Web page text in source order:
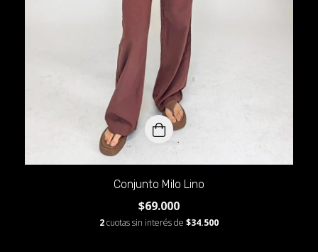
Conjunto Milo Lino
$69.000
2cuotas sin interés de $34.500